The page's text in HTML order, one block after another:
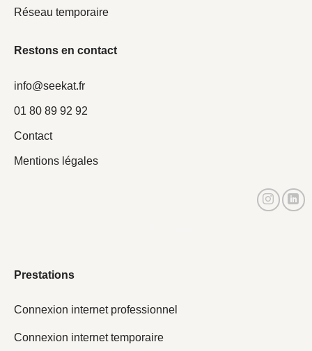
Réseau temporaire
Prestations
Connexion internet professionnel
Connexion internet temporaire
Restons en contact
info@seekat.fr
01 80 89 92 92
Contact
Mentions légales